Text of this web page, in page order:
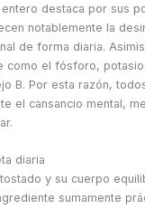
destaca por sus
notablemente la
de forma diaria.
como el fósforo,
B. Por esta razón,
el cansancio mental,
diaria
y su cuerpo
sumamente